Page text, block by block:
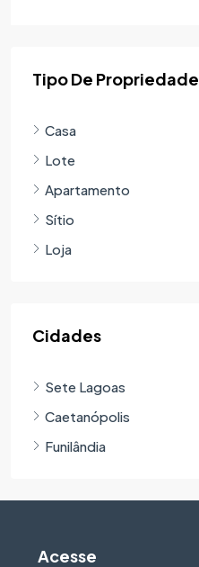
Tipo De Propriedade
Casa
Lote
Apartamento
Sítio
Loja
Cidades
Sete Lagoas
Caetanópolis
Funilândia
Acesse